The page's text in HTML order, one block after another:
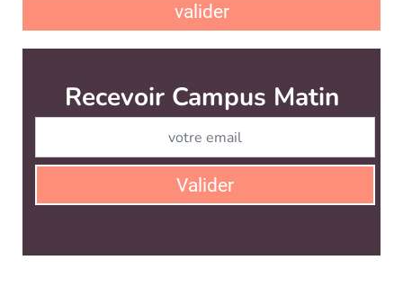
valider
Recevoir Campus Matin
Valider